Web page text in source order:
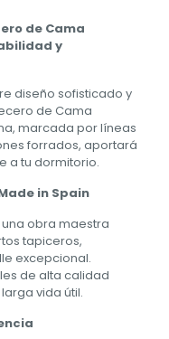
de Cama
y
diseño sofisticado y
de Cama
marcada por líneas
forrados, aportará
a tu dormitorio.
in Spain
una obra maestra
tapiceros,
excepcional.
de alta calidad
vida útil.